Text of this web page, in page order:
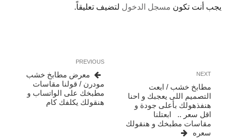
يجب أنت تكون مسجل الدخول لتضيف تعليقاً.
المقالات
Previous
Post
PREVIOUS
معرض مطابخ خشب
مودرن / قولنا مقاسات
مطبخك على الواتساب و
هنقولك يكلفك كام
Next
Post
NEXT
مطابخ خشب / ابعت
التصميم اللى يعجبك و احنا
هنفذهولك بأعلى جودة و
اقل سعر .. ابعتلنا
مقاسات مطبخك و هنقولك
سعره